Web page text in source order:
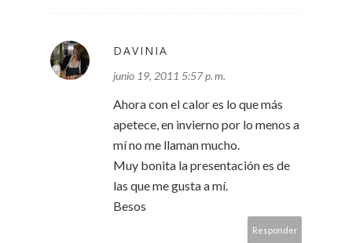
DAVINIA
junio 19, 2011 5:57 p. m.
Ahora con el calor es lo que más
apetece, en invierno por lo menos a
mí no me llaman mucho.
Muy bonita la presentación es de
las que me gusta a mí.
Besos
Responder